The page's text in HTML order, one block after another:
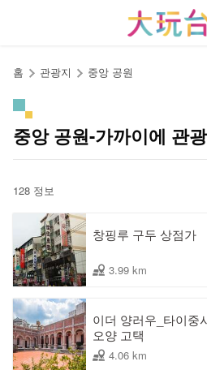
홈 관광지 중앙 공원
중앙 공원-가까이에 관
128 정보
창핑루 구두 상점가
3.99 km
이더 양러우_타이중
오양 고택
4.06 km